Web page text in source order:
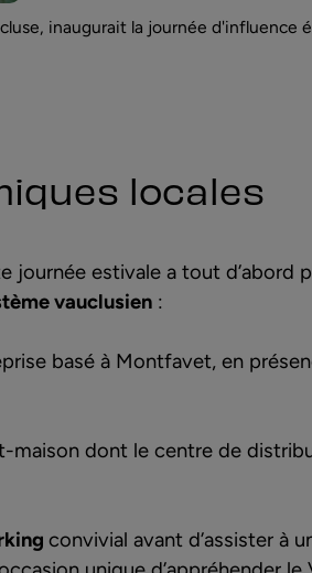
inaugurait la journée d'influence
locales
journée estivale a tout d’abord
vauclusien :
basé à Montfavet, en
maison dont le centre de
convivial avant d’assister à